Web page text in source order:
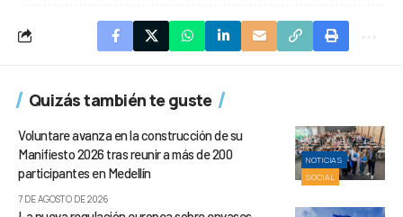
Quizás también te guste
NOTICIAS
SOCIAL
Voluntare avanza en la construcción de su
Manifiesto 2026 tras reunir a más de 200
participantes en Medellín
7 DE AGOSTO DE 2026